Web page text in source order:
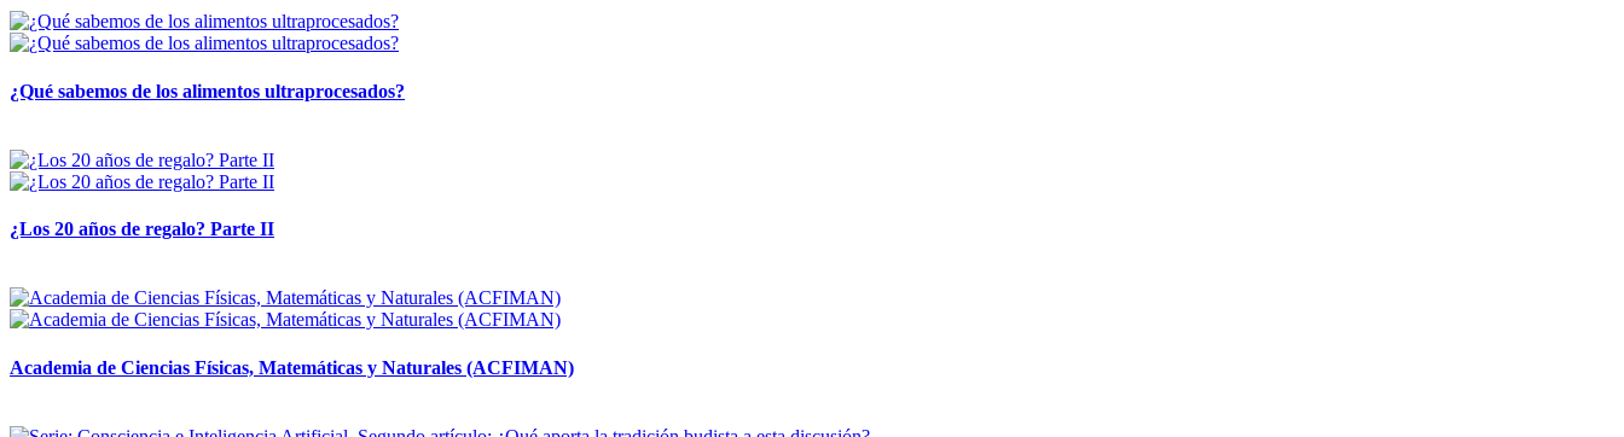
¿Qué sabemos de los alimentos ultraprocesados?
¿Los 20 años de regalo? Parte II
Academia de Ciencias Físicas, Matemáticas y Naturales (ACFIMAN)